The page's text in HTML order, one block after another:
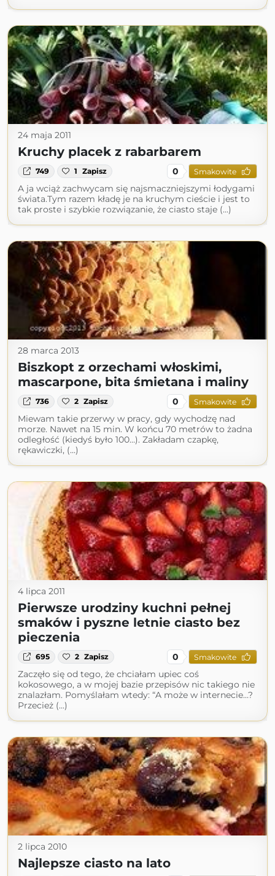
24 maja 2011
Kruchy placek z rabarbarem
749 1 Zapisz 0 Smakowite
A ja wciąż zachwycam się najsmaczniejszymi łodygami
świata.Tym razem kładę je na kruchym cieście i jest to
tak proste i szybkie rozwiązanie, że ciasto staje (...)
28 marca 2013
Biszkopt z orzechami włoskimi,
mascarpone, bita śmietana i maliny
736 2 Zapisz 0 Smakowite
Miewam takie przerwy w pracy, gdy wychodzę nad
morze. Nawet na 15 min. W końcu 70 metrów to żadna
odległość (kiedyś było 100…). Zakładam czapkę,
rękawiczki, (...)
4 lipca 2011
Pierwsze urodziny kuchni pełnej
smaków i pyszne letnie ciasto bez
pieczenia
695 2 Zapisz 0 Smakowite
Zaczęło się od tego, że chciałam upiec coś
kokosowego, a w mojej bazie przepisów nic takiego nie
znalazłam. Pomyślałam wtedy: “A może w internecie…?
Przecież (...)
2 lipca 2010
Najlepsze ciasto na lato